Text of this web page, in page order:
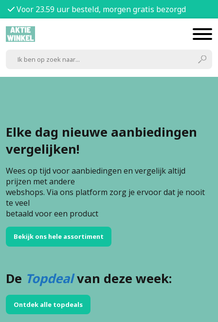
Voor 23.59 uur besteld, morgen gratis bezorgd
Elke dag nieuwe aanbiedingen
vergelijken!
Wees op tijd voor aanbiedingen en vergelijk altijd
prijzen met andere
webshops. Via ons platform zorg je ervoor dat je nooit
te veel
betaald voor een product
Bekijk ons hele assortiment
De Topdealvan deze week:
Ontdek alle topdeals